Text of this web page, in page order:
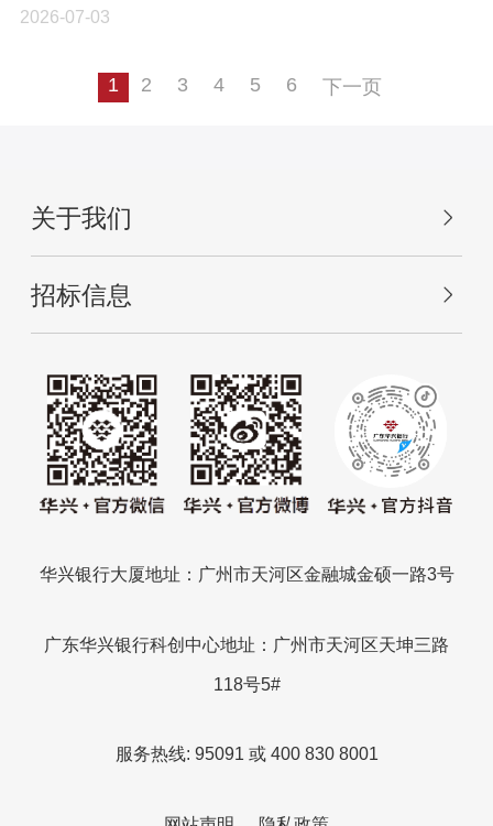
2026-07-03
1 2 3 4 5 6 下一页
关于我们
招标信息
华兴银行大厦地址：广州市天河区金融城金硕一路3号
广东华兴银行科创中心地址：广州市天河区天坤三路
118号5#
服务热线: 95091 或 400 830 8001